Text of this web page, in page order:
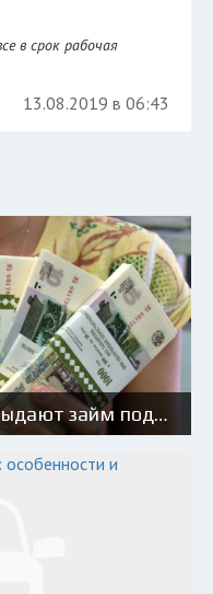
в срок рабочая
13.08.2019 в 06:43
Где и на каких условиях выдают займ под ПТС с плохой кредитной историей?